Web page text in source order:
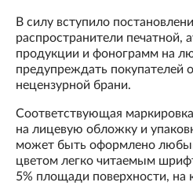
В силу вступило
распространители печатной,
продукции и фонограмм на
предупреждать покупателей
нецензурной брани.
Соответствующая
на лицевую обложку и
может быть оформлено
цветом легко читаемым
5% площади поверхности, на